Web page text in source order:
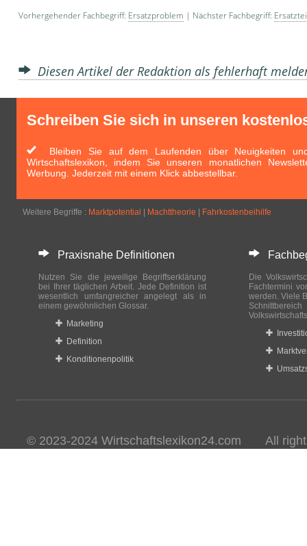
Vorhergehender Fachbegriff: Ersatzproblem | Nächster Fachbegriff:
Diesen Artikel der Redaktion als fehlerhaft
Schreiben Sie sich in unseren
Bleiben Sie auf dem Laufenden über Neuigkeiten
Wirtschaftslexikon, indem Sie unseren monatlichen
Werbung. Jederzeit mit einem Klick abbestellbar.
Weitere Begriffe : Marktpotential Machttheorie Fahrkostenbeihilfe
Praxisnahe Definitionen
Nutzen Sie die jeweilige Begriffserklärung
bei Ihrer täglichen Arbeit. Jede Definition ist
wesentlich umfangreicher angelegt als in
einem gewöhnlichen Glossar.
Marketing
Definition
Konditionenpolitik
Die
Fachtermini
werden. Viele
© 2023-2024 Wirtschaftslexikon24.com All